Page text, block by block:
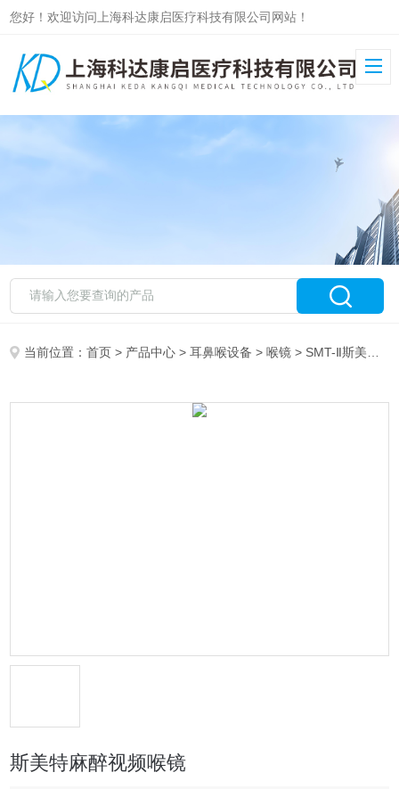
您好！欢迎访问上海科达康启医疗科技有限公司网站！
当前位置：首页 > 产品中心 >耳鼻喉设备 >喉镜 > SMT-Ⅱ斯美特麻醉视频喉镜
斯美特麻醉视频喉镜